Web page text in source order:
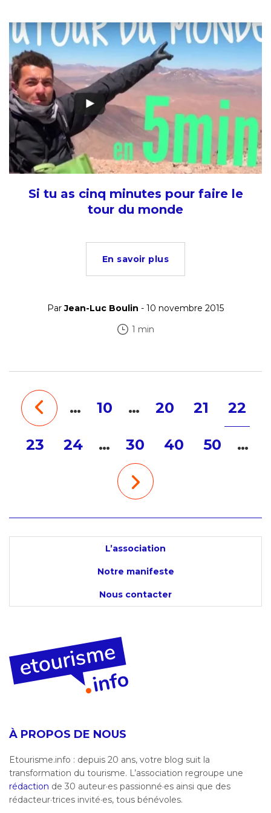
Si tu as cinq minutes pour faire le
tour du monde
En savoir plus
ParJean-Luc Boulin - 10 novembre 2015
1 min
… 10 … 20 21 22
23 24 … 30 40 50 …
L’association
Notre manifeste
Nous contacter
À PROPOS DE NOUS
Etourisme.info : depuis 20 ans, votre blog suit la
transformation du tourisme. L’association regroupe une
rédaction de 30 auteur·es passionné·es ainsi que des
rédacteur·trices invité·es, tous bénévoles.